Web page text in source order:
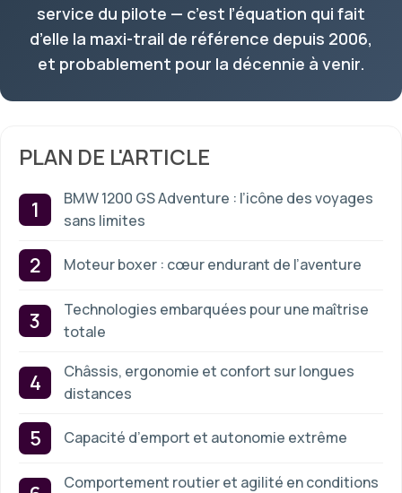
service du pilote — c’est l’équation qui fait
d’elle la maxi-trail de référence depuis 2006,
et probablement pour la décennie à venir.
PLAN DE L'ARTICLE
BMW 1200 GS Adventure : l’icône des voyages
sans limites
Moteur boxer : cœur endurant de l’aventure
Technologies embarquées pour une maîtrise
totale
Châssis, ergonomie et confort sur longues
distances
Capacité d’emport et autonomie extrême
Comportement routier et agilité en conditions